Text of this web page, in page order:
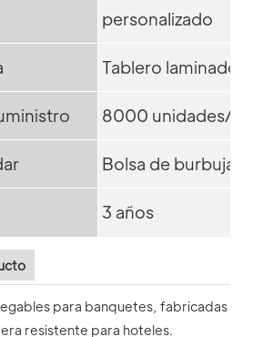
personalizado
Tablero laminado
8000 unidades/
Bolsa de burbujas
3 años